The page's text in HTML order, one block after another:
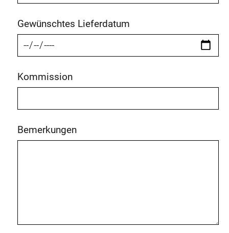
Gewünschtes Lieferdatum
Kommission
Bemerkungen